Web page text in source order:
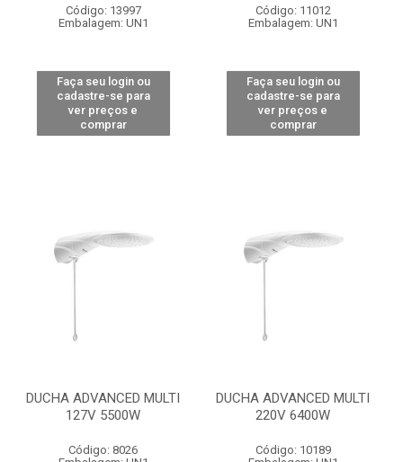
Código: 13997
Embalagem: UN1
Faça seu login ou
cadastre-se para
ver preços e
comprar
Código: 11012
Embalagem: UN1
Faça seu login ou
cadastre-se para
ver preços e
comprar
DUCHA ADVANCED MULTI
127V 5500W
Código: 8026
DUCHA ADVANCED MULTI
220V 6400W
Código: 10189